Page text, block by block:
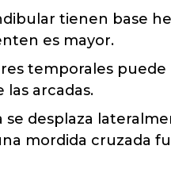
tienen base
es mayor.
temporales puede
arcadas.
se desplaza
mordida cruzada